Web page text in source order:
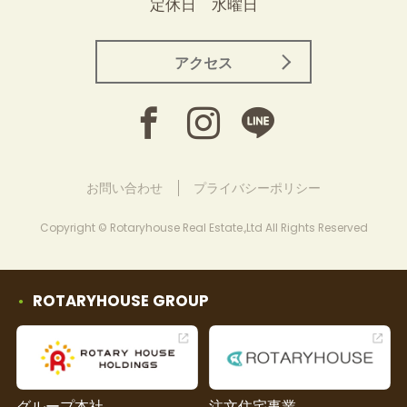
定休日 水曜日
アクセス
お問い合わせ プライバシーポリシー
Copyright © Rotaryhouse Real Estate.,Ltd All Rights Reserved
ROTARYHOUSE GROUP